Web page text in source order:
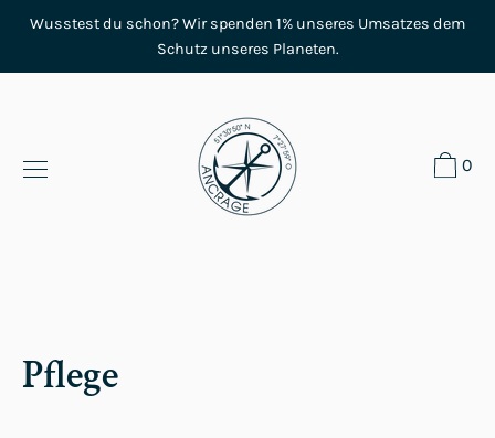
Inhalt
Wusstest du schon? Wir spenden 1% unseres Umsatzes dem
Schutz unseres Planeten.
0
Pflege